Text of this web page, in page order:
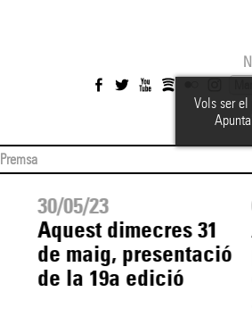
Vols ser el
Premsa
30/05/23
Aquest dimecres 31
de maig, presentació
de la 19a edició